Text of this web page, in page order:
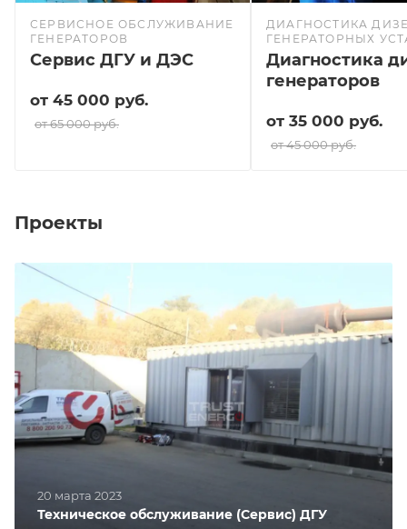
СЕРВИСНОЕ ОБСЛУЖИВАНИЕ
ГЕНЕРАТОРОВ
Сервис ДГУ и ДЭС
от 45 000 руб.
от 65 000 руб.
ДИАГНОСТИКА
ГЕНЕРАТОРНЫХ
Диагностика
генераторов
от 35 000 руб.
от 45 000 руб.
Проекты
20 марта 2023
Техническое обслуживание (Сервис) ДГУ